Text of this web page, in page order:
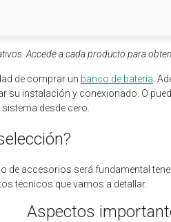
Accede a cada producto para
de comprar un banco de batería .
su instalación y conexionado. O
desde cero.
de accesorios será fundamental
técnicos que vamos a detallar.
Aspectos